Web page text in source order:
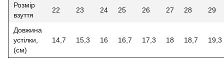
Розмір
взуття
22 23 24 25 26 27 28 29
Довжина
устілки,
(см)
14,7 15,3 16 16,7 17,3 18 18,7 19,3